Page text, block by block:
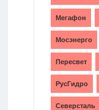
Мегафон
Мосэнерго
Пересвет
РусГидро
Северсталь